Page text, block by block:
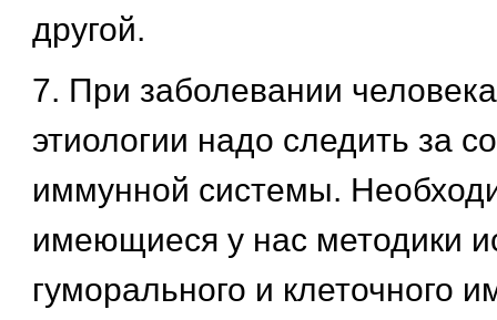
другой.
7. При заболевании
этиологии надо следить за
иммунной системы.
имеющиеся у нас методики
гуморального и клеточного